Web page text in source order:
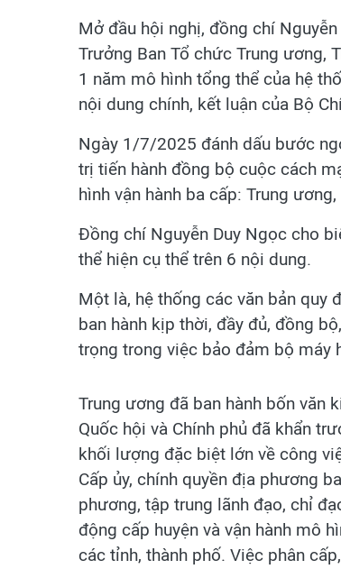
Mở đầu hội nghị, đồng chí
Trưởng Ban Tổ chức Trung ương,
1 năm mô hình tổng thể của hệ
nội dung chính, kết luận của Bộ
Ngày 1/7/2025 đánh dấu bước
trị tiến hành đồng bộ cuộc cách
hình vận hành ba cấp: Trung
Đồng chí Nguyễn Duy Ngọc cho
thể hiện cụ thể trên 6 nội dung.
Một là, hệ thống các văn bản quy
ban hành kịp thời, đầy đủ, đồng
trọng trong việc bảo đảm bộ máy
Trung ương đã ban hành bốn văn
Quốc hội và Chính phủ đã khẩn
khối lượng đặc biệt lớn về công
Cấp ủy, chính quyền địa phương
phương, tập trung lãnh đạo, chỉ
động cấp huyện và vận hành mô
các tỉnh, thành phố. Việc phân